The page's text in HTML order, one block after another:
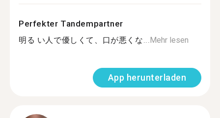
Perfekter Tandempartner
明る い人で優しくて、口が悪くな...Mehr lesen
App herunterladen